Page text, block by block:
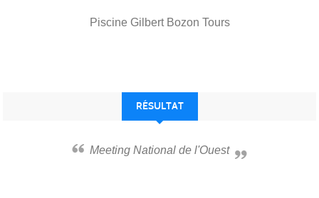
Piscine Gilbert Bozon Tours
RÉSULTAT
Meeting National de l'Ouest